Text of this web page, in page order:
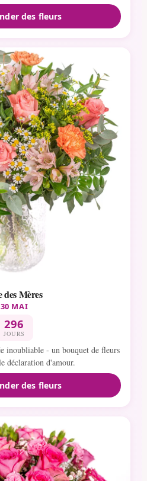
des fleurs
des Mères
30 MAI
296
JOURS
inoubliable - un bouquet de fleurs
déclaration d'amour.
des fleurs